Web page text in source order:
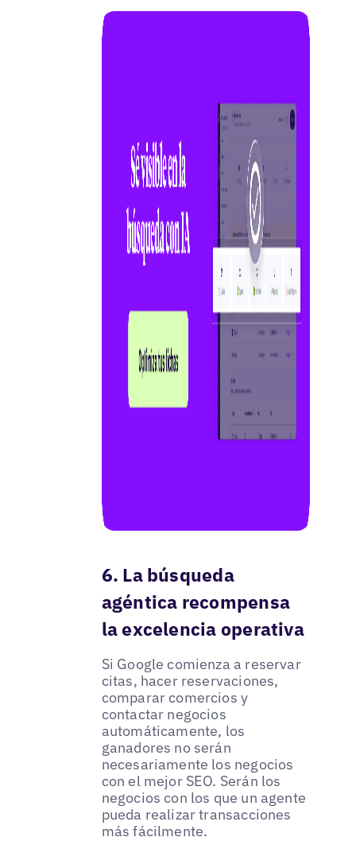
6. La búsqueda
agéntica recompensa
la excelencia operativa
Si Google comienza a reservar
citas, hacer reservaciones,
comparar comercios y
contactar negocios
automáticamente, los
ganadores no serán
necesariamente los negocios
con el mejor SEO. Serán los
negocios con los que un agente
pueda realizar transacciones
más fácilmente.